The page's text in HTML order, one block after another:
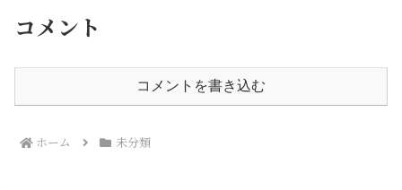
コメント
コメントを書き込む
ホーム 未分類